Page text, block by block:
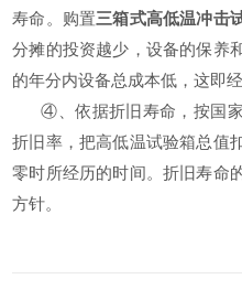
寿命。购置三箱式高低温冲击
分摊的投资越少，设备的保养
的年分内设备总成本低，这即
④、依据折旧寿命，按国家
折旧率，把高低温试验箱总值
零时所经历的时间。折旧寿命
方针。